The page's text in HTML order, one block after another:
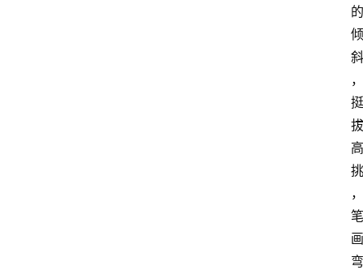
的
倾
斜
，
挺
拔
高
挑
，
笔
画
弯